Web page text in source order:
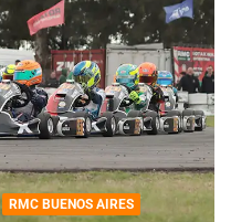
RMC BUENOS AIRES